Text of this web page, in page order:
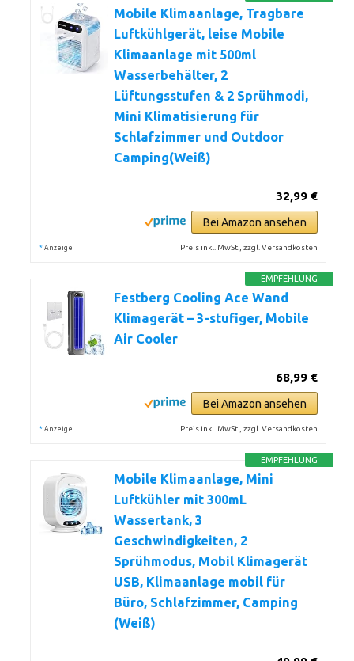
Mobile Klimaanlage, Tragbare
Luftkühlgerät, leise Mobile
Klimaanlage mit 500ml
Wasserbehälter, 2
Lüftungsstufen & 2 Sprühmodi,
Mini Klimatisierung für
Schlafzimmer und Outdoor
Camping(Weiß)
32,99 €
Bei Amazon ansehen
* Anzeige Preis inkl. MwSt., zzgl. Versandkosten
EMPFEHLUNG
Festberg Cooling Ace Wand
Klimagerät – 3-stufiger, Mobile
Air Cooler
68,99 €
Bei Amazon ansehen
* Anzeige Preis inkl. MwSt., zzgl. Versandkosten
EMPFEHLUNG
Mobile Klimaanlage, Mini
Luftkühler mit 300mL
Wassertank, 3
Geschwindigkeiten, 2
Sprühmodus, Mobil Klimagerät
USB, Klimaanlage mobil für
Büro, Schlafzimmer, Camping
(Weiß)